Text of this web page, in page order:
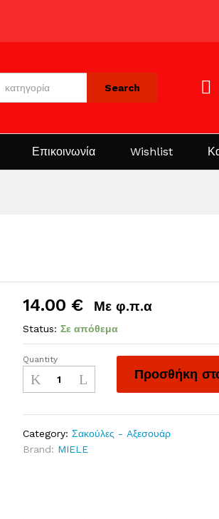
Search
Επικοινωνία Wishlist
14.00 € Με φ.π.α
Status: Σε απόθεμα
Quantity
Προσθήκη
Category:Σακούλες - Aξεσουάρ
Brand: MIELE